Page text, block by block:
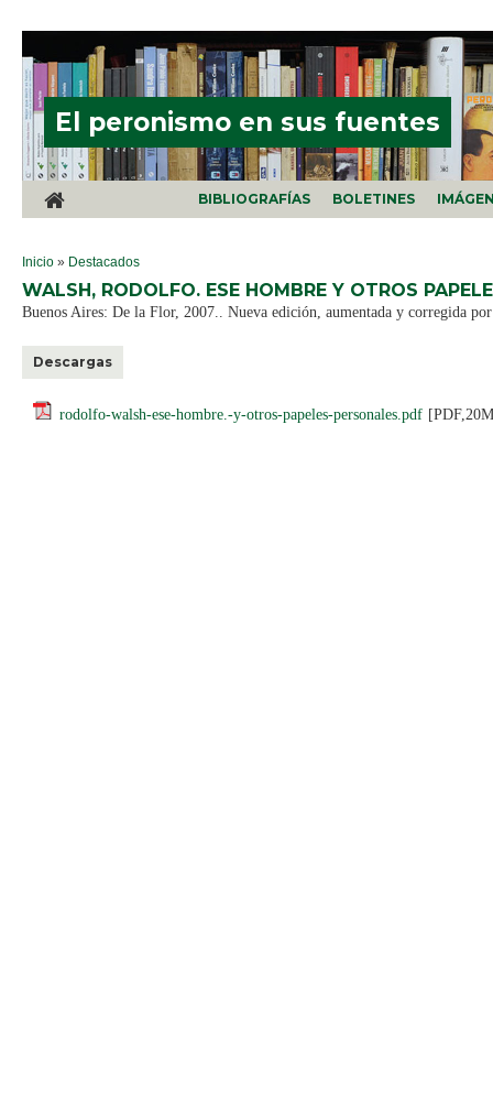
El peronismo en sus fuentes
BIBLIOGRAFÍAS BOLETINES
SE ENCUENTRA USTED AQUÍ
Inicio » Destacados
WALSH, RODOLFO. ESE HOMBRE Y OTROS
Buenos Aires: De la Flor, 2007.. Nueva edición, aumentada y corregida
Descargas
rodolfo-walsh-ese-hombre.-y-otros-papeles-personales.pdf